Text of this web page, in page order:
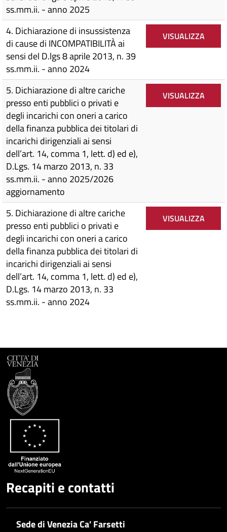
ss.mm.ii. - anno 2025
4. Dichiarazione di insussistenza
di cause di INCOMPATIBILITÀ ai
sensi del D.lgs 8 aprile 2013, n. 39
ss.mm.ii. - anno 2024
VISUALIZZA
5. Dichiarazione di altre cariche
presso enti pubblici o privati e
degli incarichi con oneri a carico
della finanza pubblica dei titolari di
incarichi dirigenziali ai sensi
dell’art. 14, comma 1, lett. d) ed e),
D.Lgs. 14 marzo 2013, n. 33
ss.mm.ii. - anno 2025/2026
aggiornamento
VISUALIZZA
5. Dichiarazione di altre cariche
presso enti pubblici o privati e
degli incarichi con oneri a carico
della finanza pubblica dei titolari di
incarichi dirigenziali ai sensi
dell’art. 14, comma 1, lett. d) ed e),
D.Lgs. 14 marzo 2013, n. 33
ss.mm.ii. - anno 2024
VISUALIZZA
Recapiti e contatti
Sede di Venezia Ca' Farsetti